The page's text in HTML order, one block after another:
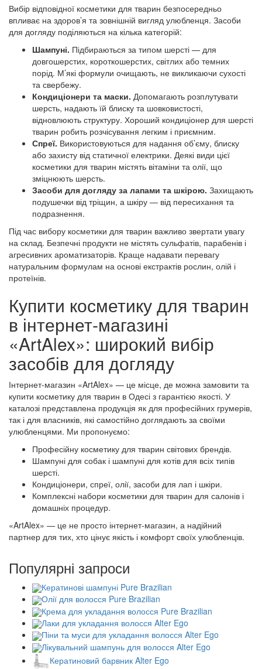
Вибір відповідної косметики для тварин безпосередньо
впливає на здоров’я та зовнішній вигляд улюбленця. Засоби
для догляду поділяються на кілька категорій:
Шампуні. Підбираються за типом шерсті — для
довгошерстих, короткошерстих, світлих або темних
порід. М’які формули очищають, не викликаючи сухості
та свербежу.
Кондиціонери та маски. Допомагають розплутувати
шерсть, надають їй блиску та шовковистості,
відновлюють структуру. Хороший кондиціонер для шерсті
тварин робить розчісування легким і приємним.
Спреї. Використовуються для надання об’єму, блиску
або захисту від статичної електрики. Деякі види цієї
косметики для тварин містять вітаміни та олії, що
зміцнюють шерсть.
Засоби для догляду за лапами та шкірою. Захищають
подушечки від тріщин, а шкіру — від пересихання та
подразнення.
Під час вибору косметики для тварин важливо звертати увагу
на склад. Безпечні продукти не містять сульфатів, парабенів і
агресивних ароматизаторів. Краще надавати перевагу
натуральним формулам на основі екстрактів рослин, олій і
протеїнів.
Купити косметику для тварин
в інтернет-магазині
«ArtAlex»: широкий вибір
засобів для догляду
Інтернет-магазин «ArtAlex» — це місце, де можна замовити та
купити косметику для тварин в Одесі з гарантією якості. У
каталозі представлена продукція як для професійних грумерів,
так і для власників, які самостійно доглядають за своїми
улюбленцями. Ми пропонуємо:
Професійну косметику для тварин світових брендів.
Шампуні для собак і шампуні для котів для всіх типів
шерсті.
Кондиціонери, спреї, олії, засоби для лап і шкіри.
Комплексні набори косметики для тварин для салонів і
домашніх процедур.
«ArtAlex» — це не просто інтернет-магазин, а надійний
партнер для тих, хто цінує якість і комфорт своїх улюбленців.
Популярні запроси
Кератинові шампуні Pure Brazilian
Олії для волосся Pure Brazilian
Крема для укладання волосся Pure Brazilian
Лаки для укладання волосся Alter Ego
Піни та муси для укладання волосся Alter Ego
Лікувальний шампунь для волосся Alter Ego
Кератиновий барвник Alter Ego